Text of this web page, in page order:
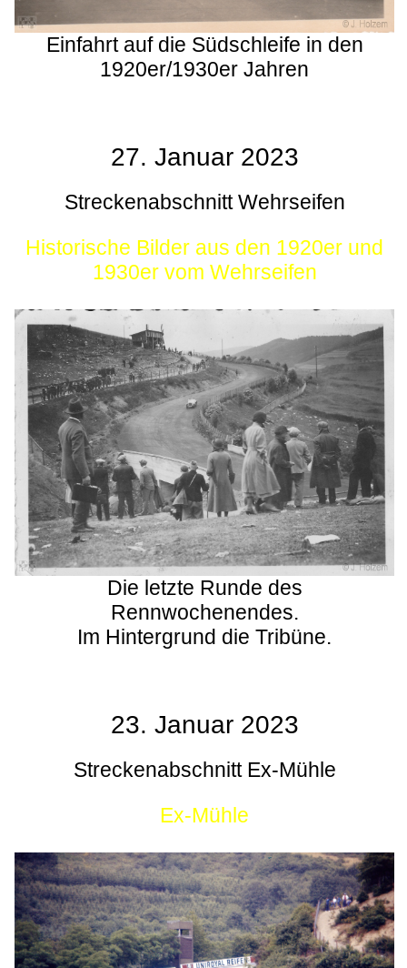
Einfahrt auf die Südschleife in den
1920er/1930er Jahren
27. Januar 2023
Streckenabschnitt Wehrseifen
Historische Bilder aus den 1920er und
1930er vom Wehrseifen
Die letzte Runde des
Rennwochenendes.
Im Hintergrund die Tribüne.
23. Januar 2023
Streckenabschnitt Ex-Mühle
Ex-Mühle